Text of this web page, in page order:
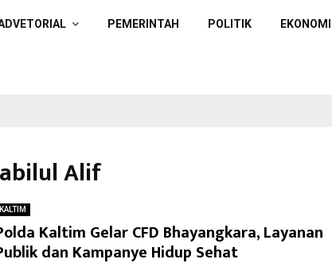
PEMERINTAH POLITIK EKONOMI
Alif
KALTIM
Kaltim Gelar CFD Bhayangkara, Layanan
dan Kampanye Hidup Sehat